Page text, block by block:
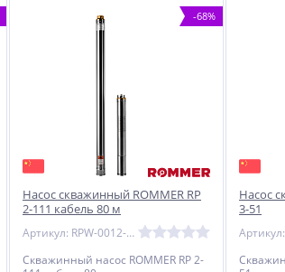
-68%
Насос скважинный ROMMER RP
2-111 кабель 80 м
Артикул: RPW-0012-380239
Скважинный насос ROMMER RP 2-
Насос
3-51